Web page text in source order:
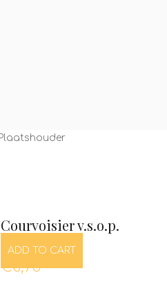
Courvoisier v.s.o.p.
ADD TO CART
€8,75